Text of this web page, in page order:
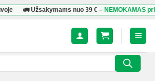
🚛 Užsakymams nuo39 €–NEMOKAMAS